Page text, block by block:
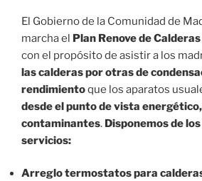
El Gobierno de la Comunidad de
marcha el Plan Renove de
con el propósito de asistir a los
las calderas por otras de
rendimientoque los aparatos
desde el punto de vista
contaminantes. Disponemos de
servicios:
Arreglo termostatos para